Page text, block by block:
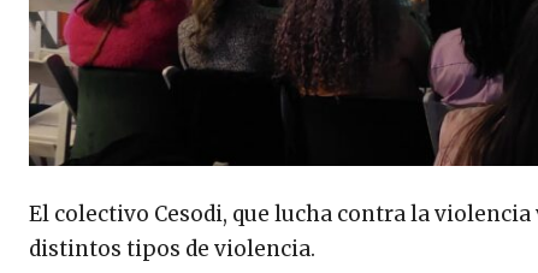
El colectivo Cesodi, que lucha contra la
distintos tipos de violencia.